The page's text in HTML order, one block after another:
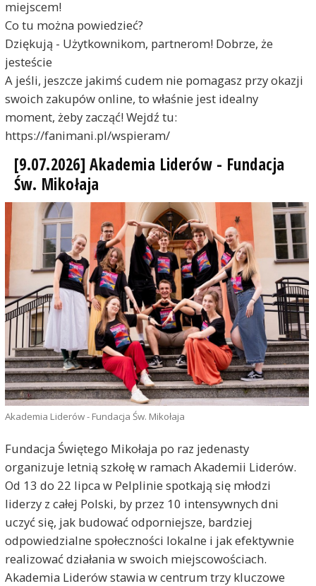
miejscem!
Co tu można powiedzieć?
Dziękują - Użytkownikom, partnerom! Dobrze, że
jesteście
A jeśli, jeszcze jakimś cudem nie pomagasz przy okazji
swoich zakupów online, to właśnie jest idealny
moment, żeby zacząć! Wejdź tu:
https://fanimani.pl/wspieram/
[9.07.2026] Akademia Liderów - Fundacja
Św. Mikołaja
Akademia Liderów - Fundacja Św. Mikołaja
Fundacja Świętego Mikołaja po raz jedenasty
organizuje letnią szkołę w ramach Akademii Liderów.
Od 13 do 22 lipca w Pelplinie spotkają się młodzi
liderzy z całej Polski, by przez 10 intensywnych dni
uczyć się, jak budować odporniejsze, bardziej
odpowiedzialne społeczności lokalne i jak efektywnie
realizować działania w swoich miejscowościach.
Akademia Liderów stawia w centrum trzy kluczowe